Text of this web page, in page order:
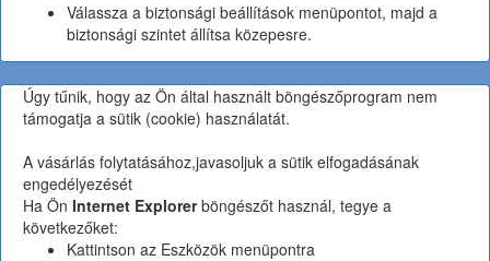
Válassza a biztonsági beállítások menüpontot, majd a
biztonsági szintet állítsa közepesre.
Úgy tűnik, hogy az Ön által használt böngészőprogram nem
támogatja a sütik (cookie) használatát.
A vásárlás folytatásához,javasoljuk a sütik elfogadásának
engedélyezését
Ha Ön Internet Explorerböngészőt használ, tegye a
következőket:
Kattintson az Eszközök menüpontra